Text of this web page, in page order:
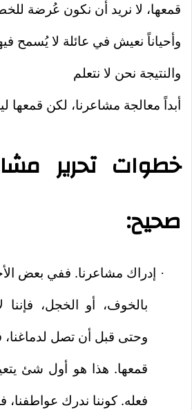
قمعها، لا نريد أن نكون عُرضة
وأحياناً نعيش في عائلة لا يُسمح فيها
والنتيجة نحن لا نتعلم
أبداً معالجة مشاعرنا، لكن قمعها
خطوات تحرير
صحيح:
· إدراك مشاعرنا. ففي بعض
بالخوف، أو الخجل، فإننا
وحتى قبل أن تصل لدماغنا،
قمعها. هذا هو أول شئ
فعله. كوننا ندرك عواطفنا،